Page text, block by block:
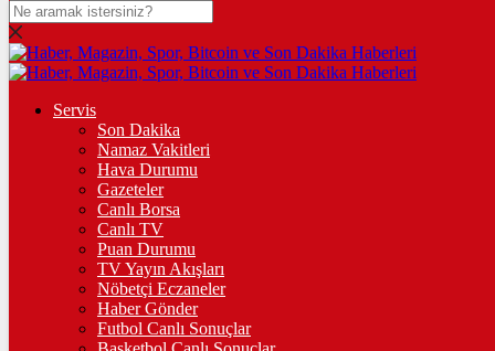
DOLAR
47,7436$% 0.18
% 0.32
STERLİN
% 0.38
GRAM ALTIN
%2,59
ÇEYREK ALTIN
Servis
Son Dakika
Namaz Vakitleri
Hava Durumu
Gazeteler
Canlı Borsa
Canlı TV
Puan Durumu
TV Yayın Akışları
Nöbetçi Eczaneler
Haber Gönder
Futbol Canlı Sonuçlar